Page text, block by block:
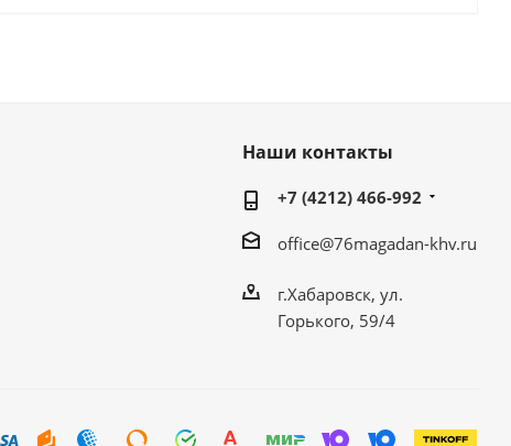
Наши контакты
+7 (4212) 466-992
office@76magadan-khv.ru
г.Хабаровск, ул.
Горького, 59/4